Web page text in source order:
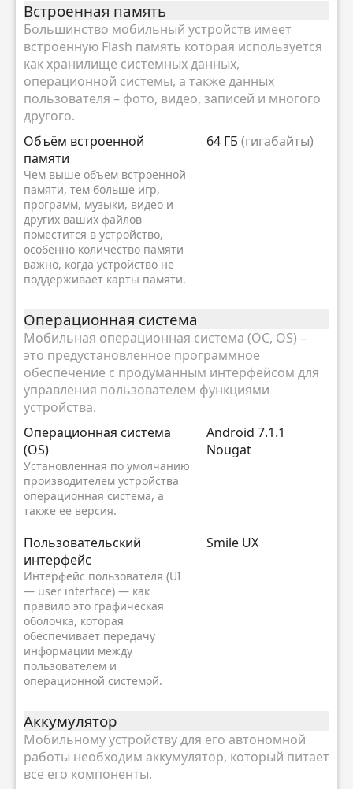
Встроенная память
Большинство мобильный устройств имеет
встроенную Flash память которая используется
как хранилище системных данных,
операционной системы, а также данных
пользователя – фото, видео, записей и многого
другого.
Объём встроенной
памяти
Чем выше объем встроенной
памяти, тем больше игр,
программ, музыки, видео и
других ваших файлов
поместится в устройство,
особенно количество памяти
важно, когда устройство не
поддерживает карты памяти.
64 ГБ (гигабайты)
Oперационная система
Мобильная операционная система (ОС, OS) –
это предустановленное программное
обеспечение с продуманным интерфейсом для
управления пользователем функциями
устройства.
Oперационная система
(OS)
Установленная по умолчанию
производителем устройства
операционная система, а
также ее версия.
Android 7.1.1
Nougat
Пользовательский
интерфейс
Интерфейс пользователя (UI
— user interface) — как
правило это графическая
оболочка, которая
обеспечивает передачу
информации между
пользователем и
операционной системой.
Smile UX
Аккумулятор
Мобильному устройству для его автономной
работы необходим аккумулятор, который питает
все его компоненты.